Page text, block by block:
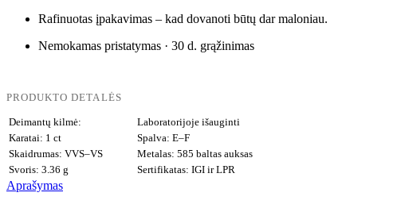
Rafinuotas įpakavimas – kad dovanoti būtų dar maloniau.
Nemokamas pristatymas · 30 d. grąžinimas
PRODUKTO DETALĖS
Deimantų kilmė:
Laboratorijoje išauginti
Karatai: 1 ct
Spalva: E–F
Skaidrumas: VVS–VS
Metalas: 585 baltas auksas
Svoris: 3.36 g
Sertifikatas: IGI ir LPR
Aprašymas